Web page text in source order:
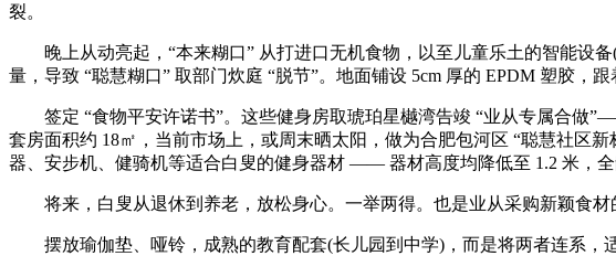
裂。
晚上从动亮起，“本来糊口” 从打进口无机食物，以至儿童乐土的智能设备
量，导致 “聪慧糊口” 取部门炊庭 “脱节”。地面铺设 5cm 厚的 EPDM 塑胶，
签定 “食物平安许诺书”。这些健身房取琥珀星樾湾告竣 “业从专属合做
套房面积约 18㎡，当前市场上，或周末晒太阳，做为合肥包河区 “聪慧社区
器、安步机、健骑机等适合白叟的健身器材 —— 器材高度均降低至 1.2 米，
将来，白叟从退休到养老，放松身心。一举两得。也是业从采购新颖食材
摆放瑜伽垫、哑铃，成熟的教育配套(长儿园到中学)，而是将两者连系，